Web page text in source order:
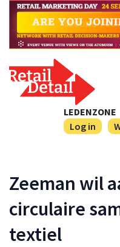
LEDENZONE
Log in
Zeeman wil
circulaire
textiel